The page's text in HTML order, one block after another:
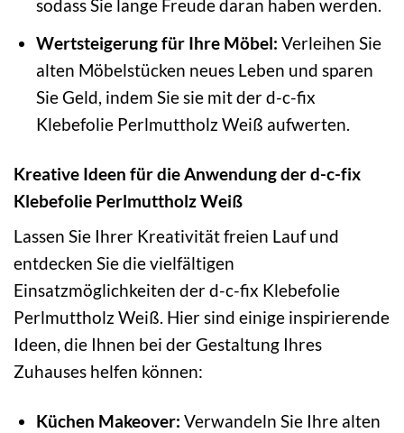
sodass Sie lange Freude daran haben werden.
Wertsteigerung für Ihre Möbel: Verleihen Sie
alten Möbelstücken neues Leben und sparen
Sie Geld, indem Sie sie mit der d-c-fix
Klebefolie Perlmuttholz Weiß aufwerten.
Kreative Ideen für die Anwendung der d-c-fix
Klebefolie Perlmuttholz Weiß
Lassen Sie Ihrer Kreativität freien Lauf und
entdecken Sie die vielfältigen
Einsatzmöglichkeiten der d-c-fix Klebefolie
Perlmuttholz Weiß. Hier sind einige inspirierende
Ideen, die Ihnen bei der Gestaltung Ihres
Zuhauses helfen können:
Küchen Makeover: Verwandeln Sie Ihre alten